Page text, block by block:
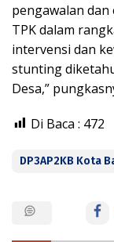
pengawalan
TPK dalam
intervensi dan
stunting
Desa,”
Di Baca : 472
DP3AP2KB Kota